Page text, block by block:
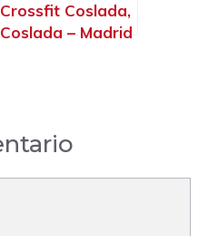
Crossfit Coslada,
Coslada – Madrid